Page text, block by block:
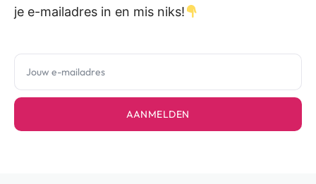
je e-mailadres in en mis niks!
AANMELDEN